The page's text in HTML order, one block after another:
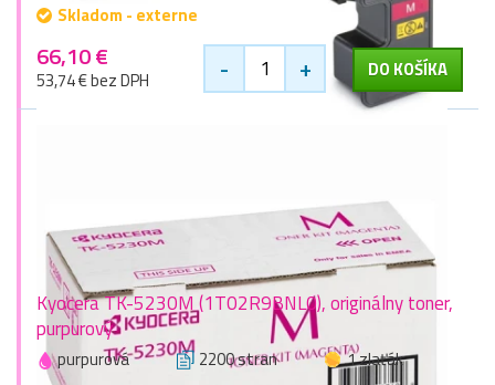
Skladom - externe
66,10 €
53,74 € bez DPH - + DO KOŠÍKA
Kyocera TK-5230M (1T02R9BNL0), originálny toner,
purpurový
purpurová 2200 stran
1 zlaťák